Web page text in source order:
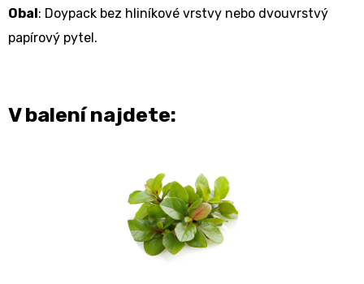
Obal: Doypack bez hliníkové vrstvy nebo dvouvrstvý
papírový pytel.
V balení najdete: